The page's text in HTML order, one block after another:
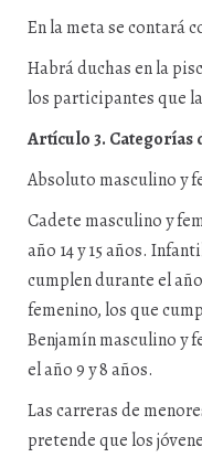
En la meta se contará
Habrá duchas en la
los participantes que
Artículo 3. Categorías
Absoluto masculino y
Cadete masculino y
año 14 y 15 años.
cumplen durante el
femenino, los que
Benjamín masculino y
el año 9 y 8 años.
Las carreras de
pretende que los